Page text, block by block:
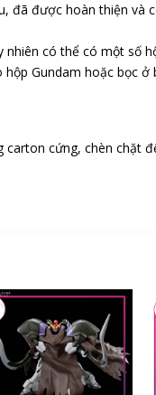
đã được hoàn thiện
có thể có một
Gundam hoặc bọc
carton cứng, chèn chặt